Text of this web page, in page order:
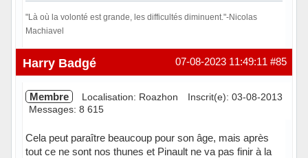
"Là où la volonté est grande, les difficultés diminuent."-Nicolas
Machiavel
Hors ligne #85
07-08-2023 11:49:11
Harry Badgé
Membre Localisation: Roazhon
Inscrit(e): 03-08-2013
Messages: 8 615
Cela peut paraître beaucoup pour son âge, mais après
tout ce ne sont nos thunes et Pinault ne va pas finir à la